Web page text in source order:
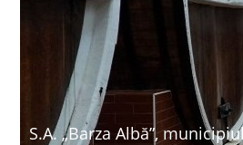
S.A. „Barza Albă”,